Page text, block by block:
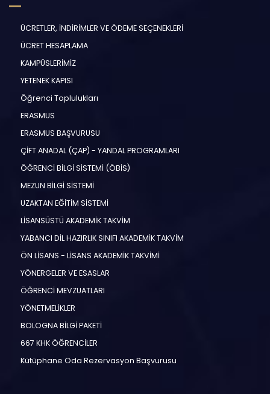
ÜCRETLER, İNDİRİMLER VE ÖDEME SEÇENEKLERİ
ÜCRET HESAPLAMA
KAMPÜSLERİMİZ
YETENEK KAPISI
Öğrenci Toplulukları
ERASMUS
ERASMUS BAŞVURUSU
ÇİFT ANADAL (ÇAP) - YANDAL PROGRAMLARI
ÖĞRENCİ BİLGİ SİSTEMİ (ÖBİS)
MEZUN BİLGİ SİSTEMİ
UZAKTAN EĞİTİM SİSTEMİ
LİSANSÜSTÜ AKADEMİK TAKVİM
YABANCI DİL HAZIRLIK SINIFI AKADEMİK TAKVİM
ÖN LİSANS - LİSANS AKADEMİK TAKVİMİ
YÖNERGELER VE ESASLAR
ÖĞRENCİ MEVZUATLARI
YÖNETMELİKLER
BOLOGNA BİLGİ PAKETİ
667 KHK ÖĞRENCİLER
Kütüphane Oda Rezervasyon Başvurusu